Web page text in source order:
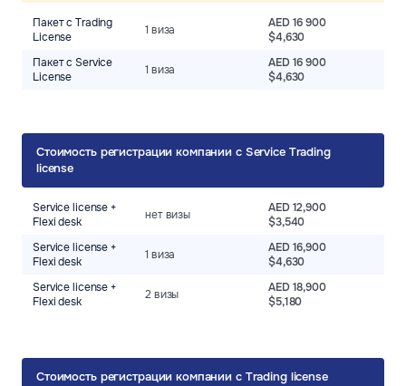
Пакет с Trading
License
1 виза
AED 16 900
$4,630
Пакет с Service
License
1 виза
AED 16 900
$4,630
Стоимость регистрации компании с Service Trading
license
Service license +
Flexi desk
нет визы
AED 12,900
$3,540
Service license +
Flexi desk
1 виза
AED 16,900
$4,630
Service license +
Flexi desk
2 визы
AED 18,900
$5,180
Стоимость регистрации компании с Trading license